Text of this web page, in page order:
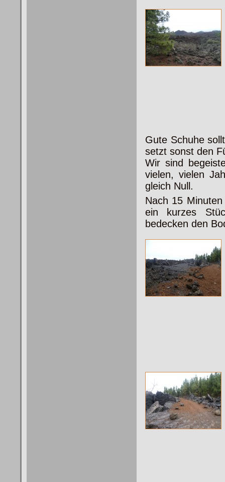
Gute Schuhe
setzt sonst den
Wir sind
vielen, vielen
gleich Null.
Nach 15
ein kurzes
bedecken den